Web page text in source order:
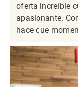
oferta increíble
apasionante.
hace que